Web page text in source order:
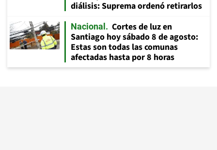
diálisis: Suprema ordenó retirarlos
Nacional
Cortes de luz en
Santiago hoy sábado 8 de agosto:
Estas son todas las comunas
afectadas hasta por 8 horas